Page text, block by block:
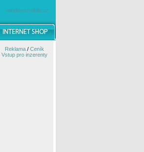
windowsmobile.cz
Reklama/ Ceník
Vstup pro inzerenty